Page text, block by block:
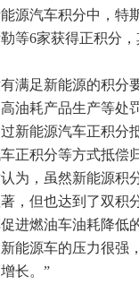
源汽车积分中，特
等6家获得正积分，
满足新能源的积分
油耗产品生产等处
新能源汽车正积分
正积分等方式抵偿
为，虽然新能源积
，但也达到了双积
进燃油车油耗降低
能源车的压力很强
长。”